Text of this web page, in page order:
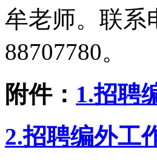
牟老师。联系
88707780。
附件： 1.招聘
2.招聘编外工